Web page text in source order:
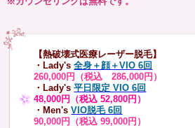
【熱破壊式医療レーザー脱毛】
・Lady's 全身＋顔＋VIO 6回
260,000円（税込 286,000円）
・Lady's平日限定 VIO 6回
48,000円（税込 52,800円）
・Men's VIO脱毛 6回
90,000円（税込 99,000円）